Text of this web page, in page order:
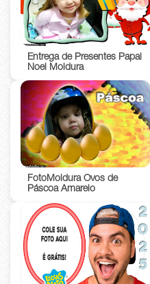
Entrega de Presentes Papai
Noel Moldura
FotoMoldura Ovos de
Páscoa Amarelo